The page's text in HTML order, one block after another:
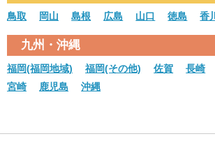
鳥取 岡山 島根 広島 山口 徳島 香川
九州・沖縄
福岡(福岡地域) 福岡(その他) 佐賀 長崎
宮崎
鹿児島 沖縄